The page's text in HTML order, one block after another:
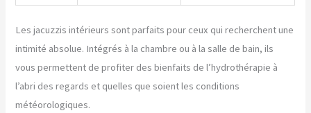
Les jacuzzis intérieurs sont parfaits pour ceux qui recherchent une
intimité absolue. Intégrés à la chambre ou à la salle de bain, ils
vous permettent de profiter des bienfaits de l’hydrothérapie à
l’abri des regards et quelles que soient les conditions
météorologiques.